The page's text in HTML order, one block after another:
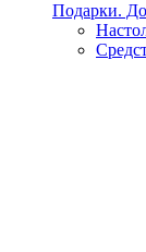
Подарки.